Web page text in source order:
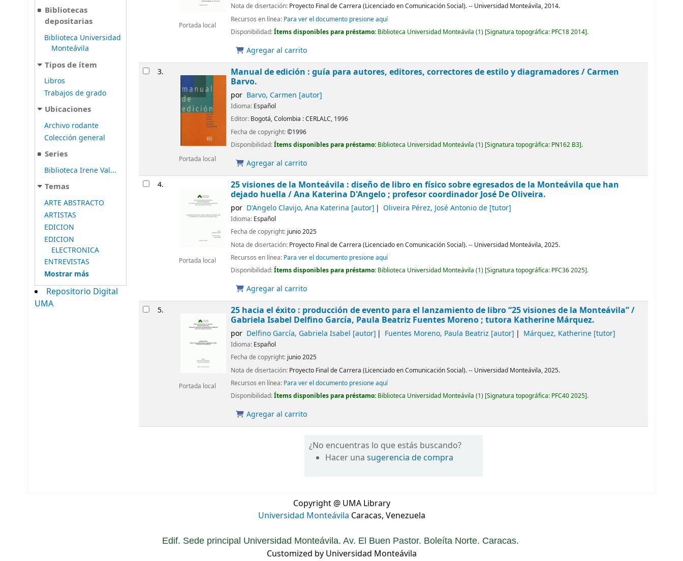
Bibliotecas
depositarias
Biblioteca Universidad
Monteávila
Tipos de ítem
Libros
Trabajos de grado
Ubicaciones
Archivo rodante
Colección general
Series
Biblioteca Irene Val...
Temas
ARTE ABSTRACTO
ARTISTAS
EDICION
EDICION
ELECTRONICA
ENTREVISTAS
Mostrar más
Repositorio Digital
UMA
Portada local
Nota de disertación: Proyecto Final de Carrera (Licenciado en Comunicación Social). -- Universidad Monteávila, 2014.
Recursos en línea: Para ver el documento presione aquí
Disponibilidad:Ítems disponibles para préstamo: Biblioteca Universidad Monteávila (1) Signatura topográfica: PFC18 2014 .
Agregar al carrito
3.
Portada local
Manual de edición : guía para autores, editores, correctores de estilo y diagramadores / Carmen
Barvo.
por Barvo, Carmen [autor]
Idioma: Español
Editor: Bogotá, Colombia :CERLALC, 1996
Fecha de copyright:©1996
Disponibilidad:Ítems disponibles para préstamo: Biblioteca Universidad Monteávila (1) Signatura topográfica: PN162 B3 .
Agregar al carrito
4.
Portada local
25 visiones de la Monteávila : diseño de libro en físico sobre egresados de la Monteávila que han
dejado huella/ Ana Katerina D'Angelo ; profesor coordinador José De Oliveira.
por D'Angelo Clavijo, Ana Katerina [autor] Oliveira Pérez, José Antonio de [tutor]
Idioma: Español
Fecha de copyright: junio 2025
Nota de disertación: Proyecto Final de Carrera (Licenciado en Comunicación Social). -- Universidad Monteávila, 2025.
Recursos en línea: Para ver el documento presione aquí
Disponibilidad:Ítems disponibles para préstamo: Biblioteca Universidad Monteávila (1) Signatura topográfica: PFC36 2025 .
Agregar al carrito
5.
Portada local
25 hacia el éxito : producción de evento para el lanzamiento de libro “25 visiones de la Monteávila”/
Gabriela Isabel Delfino García, Paula Beatriz Fuentes Moreno ; tutora Katherine Márquez.
por Delfino García, Gabriela Isabel [autor] Fuentes Moreno, Paula Beatriz [autor] Márquez, Katherine [tutor]
Idioma: Español
Fecha de copyright: junio 2025
Nota de disertación: Proyecto Final de Carrera (Licenciado en Comunicación Social). -- Universidad Monteávila, 2025.
Recursos en línea: Para ver el documento presione aquí
Disponibilidad:Ítems disponibles para préstamo: Biblioteca Universidad Monteávila (1) Signatura topográfica: PFC40 2025 .
Agregar al carrito
¿No encuentras lo que estás buscando?
Hacer unasugerencia de compra
Copyright @ UMA Library
Universidad Monteávila Caracas, Venezuela
Edif. Sede principal Universidad Monteávila. Av. El Buen Pastor. Boleíta Norte. Caracas.
Customized by Universidad Monteávila